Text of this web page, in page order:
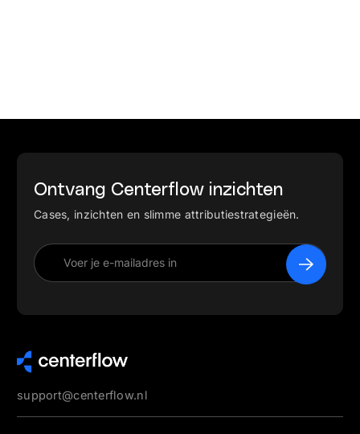
Ontvang Centerflow inzichten
Cases, inzichten en slimme attributiestrategieën.
support@centerflow.nl